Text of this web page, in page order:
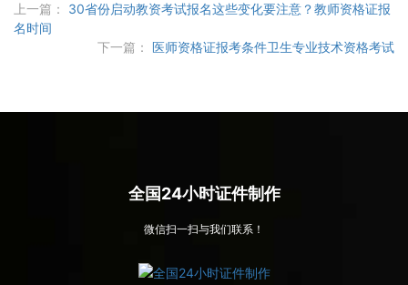
上一篇：
30省份启动教资考试报名这些变化要注意？教师资格证报
名时间
下一篇：
医师资格证报考条件卫生专业技术资格考试
全国24小时证件制作
微信扫一扫与我们联系！